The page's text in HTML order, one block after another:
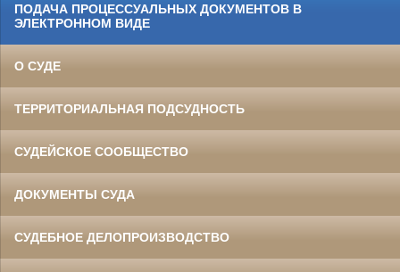
ПОДАЧА ПРОЦЕССУАЛЬНЫХ ДОКУМЕНТОВ В
ЭЛЕКТРОННОМ ВИДЕ
О СУДЕ
ТЕРРИТОРИАЛЬНАЯ ПОДСУДНОСТЬ
СУДЕЙСКОЕ СООБЩЕСТВО
ДОКУМЕНТЫ СУДА
СУДЕБНОЕ ДЕЛОПРОИЗВОДСТВО